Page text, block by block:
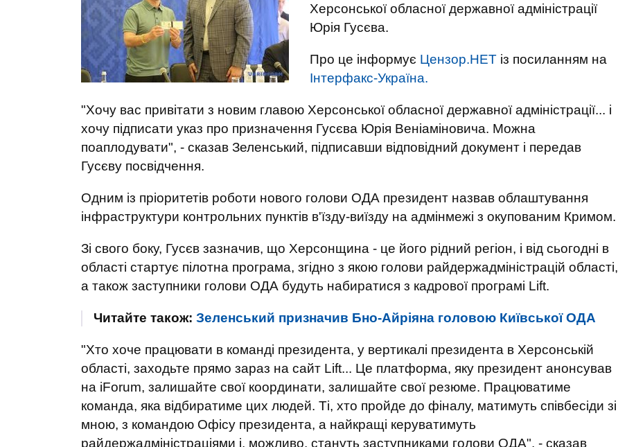
Херсонської обласної державної адміністрації
Юрія Гусєва.
Про це інформує Цензор.НЕТ із посиланням на
Інтерфакс-Україна.
"Хочу вас привітати з новим главою Херсонської обласної державної адміністрації... і
хочу підписати указ про призначення Гусєва Юрія Веніаміновича. Можна
поаплодувати", - сказав Зеленський, підписавши відповідний документ і передав
Гусєву посвідчення.
Одним із пріоритетів роботи нового голови ОДА президент назвав облаштування
інфраструктури контрольних пунктів в'їзду-виїзду на адмінмежі з окупованим Кримом.
Зі свого боку, Гусєв зазначив, що Херсонщина - це його рідний регіон, і від сьогодні в
області стартує пілотна програма, згідно з якою голови райдержадміністрацій області,
а також заступники голови ОДА будуть набиратися з кадрової програмі Lift.
Читайте також: Зеленський призначив Бно-Айріяна головою Київської ОДА
"Хто хоче працювати в команді президента, у вертикалі президента в Херсонській
області, заходьте прямо зараз на сайт Lift... Це платформа, яку президент анонсував
на iForum, залишайте свої координати, залишайте свої резюме. Працюватиме
команда, яка відбиратиме цих людей. Ті, хто пройде до фіналу, матимуть співбесіди зі
мною, з командою Офісу президента, а найкращі керуватимуть
райдержадміністраціями і, можливо, стануть заступниками голови ОДА", - сказав